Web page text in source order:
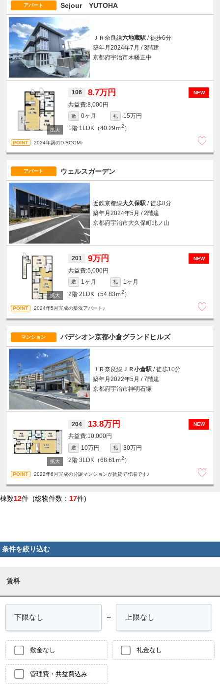
アパート Sejour YUTOHA
ＪＲ奈良線六地蔵駅/ 徒歩6分
築年月2024年7月 / 3階建
京都府宇治市木幡正中
NEW
106 8.7万円
8,000円
敷 0ヶ月 礼
15万円
1階 1LDK（40.29ｍ2 ）
2024年築のD-ROOM♪
アパート ウェルスガーデン
近鉄京都線大久保駅/ 徒歩8分
築年月2024年5月 / 2階建
京都府宇治市大久保町北ノ山
NEW
201 9万円
5,000円
敷 1ヶ月 礼
1ヶ月
2階 2LDK（54.83ｍ2 ）
2024年5月完成の築浅アパート♪
マンション パデシオン京都小倉グランドヒルズ
ＪＲ奈良線 ＪＲ小倉駅/ 徒歩10分
築年月2022年5月 / 7階建
京都府宇治市神明石塚
NEW
204 13.8万円
10,000円
敷 10万円 礼
30万円
2階 3LDK（68.61ｍ2 ）
2022年6月完成の分譲マンションが賃貸で登場です♪
棟数12件 (総物件数： 17件)
条件を絞り込む
賃料
～
敷金なし 礼金なし
管理費・共益費込み